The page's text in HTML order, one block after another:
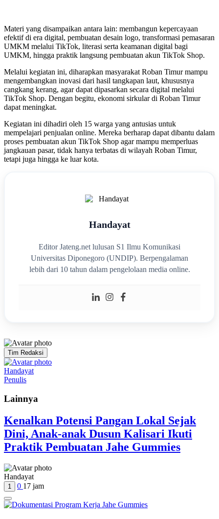
Materi yang disampaikan antara lain: membangun kepercayaan
efektif di era digital, pembuatan desain logo, transformasi pemasaran
UMKM melalui TikTok, literasi serta keamanan digital bagi
UMKM, hingga praktik langsung pembuatan akun TikTok Shop.
Melalui kegiatan ini, diharapkan masyarakat Roban Timur mampu
mengembangkan inovasi dari hasil tangkapan laut, khususnya
cangkang kerang, agar dapat dipasarkan secara digital melalui
TikTok Shop. Dengan begitu, ekonomi sirkular di Roban Timur
dapat meningkat.
Kegiatan ini dihadiri oleh 15 warga yang antusias untuk
mempelajari penjualan online. Mereka berharap dapat dibantu dalam
proses pembuatan akun TikTok Shop agar mampu memperluas
jangkauan pasar, tidak hanya terbatas di wilayah Roban Timur,
tetapi juga hingga ke luar kota.
Handayat
Editor Jateng.net lulusan S1 Ilmu Komunikasi
Universitas Diponegoro (UNDIP). Berpengalaman
lebih dari 10 tahun dalam pengelolaan media online.
Tim Redaksi
Handayat
Penulis
Lainnya
Kenalkan Potensi Pangan Lokal Sejak
Dini, Anak-anak Dusun Kalisari Ikuti
Praktik Pembuatan Jahe Gummies
Handayat
1 0 17 jam